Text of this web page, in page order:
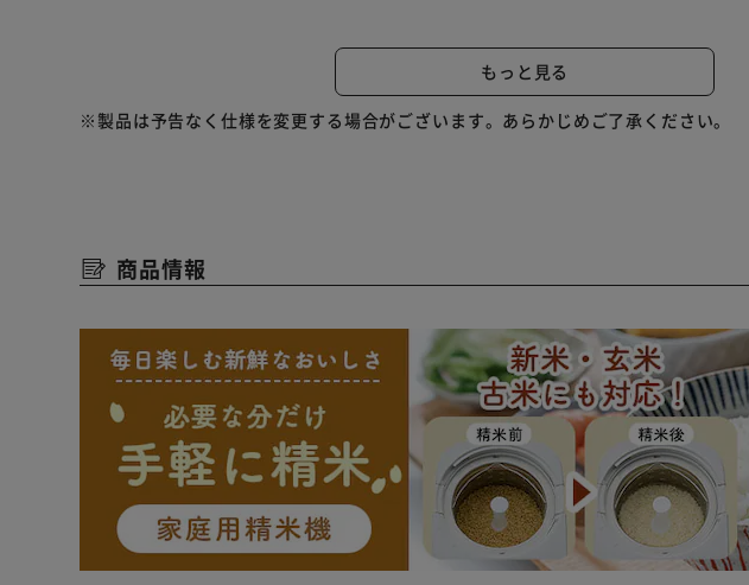
やわらか：消化に良い、やわらかい食感を好む人にオススメ
◆お手入れラクラク
もっと見る
※製品は予告なく仕様を変更する場合がございます。あらかじめご了承ください。
商品情報